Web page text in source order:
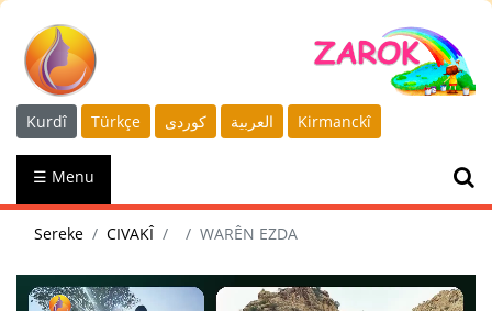
Kurdî Türkçe كوردى العربية Kirmanckî
☰ Menu
Sereke CIVAKÎ WARÊN EZDA